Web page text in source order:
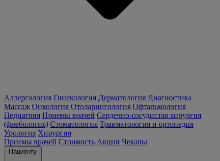
Аллергология Гинекология Дерматология Диагностика
Массаж Онкология Отоларингология Офтальмология
Педиатрия Приемы врачей Сердечно-сосудистая хирургия
(флебология) Стоматология Травматология и ортопедия
Урология Хирургия
Приемы врачей Стоимость Акции Чекапы
Пациенту